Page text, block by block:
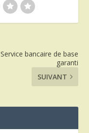
Service bancaire de base
garanti
SUIVANT